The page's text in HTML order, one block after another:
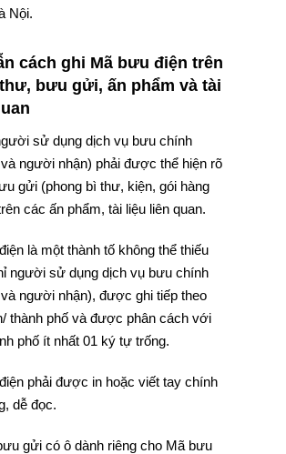
Nội.
cách ghi Mã bưu điện trên
bưu gửi, ấn phẩm và tài
sử dụng dịch vụ bưu chính
người nhận) phải được thể hiện rõ
gửi (phong bì thư, kiện, gói hàng
các ấn phẩm, tài liệu liên quan.
là một thành tố không thể thiếu
người sử dụng dịch vụ bưu chính
người nhận), được ghi tiếp theo
thành phố và được phân cách với
phố ít nhất 01 ký tự trống.
phải được in hoặc viết tay chính
dễ đọc.
gửi có ô dành riêng cho Mã bưu